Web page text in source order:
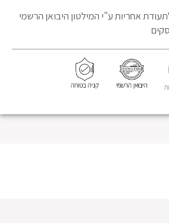
ע"י המילטון היבואן הרשמי